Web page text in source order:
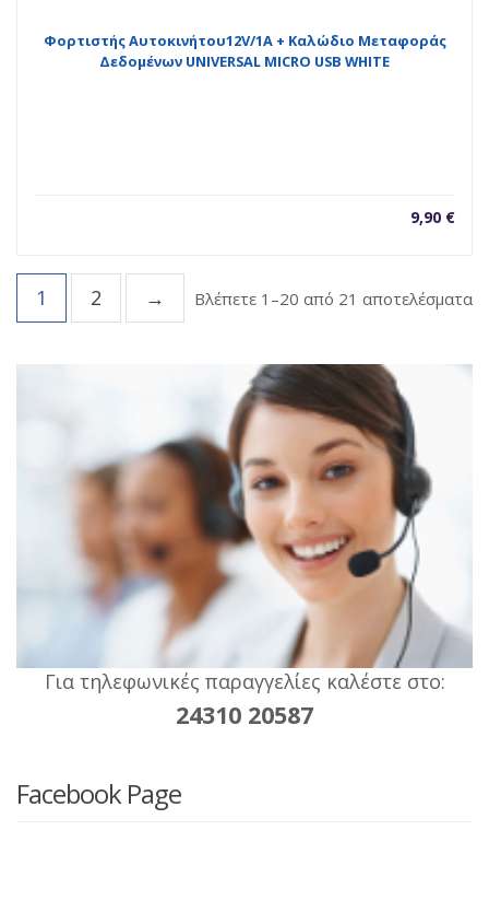
Φορτιστής Αυτοκινήτου12V/1A + Καλώδιο Μεταφοράς
Δεδομένων UNIVERSAL MICRO USB WHITE
9,90 €
Βλέπετε 1–20 από 21 αποτελέσματα
1 2 →
Για τηλεφωνικές παραγγελίες καλέστε στο:
24310 20587
Facebook Page